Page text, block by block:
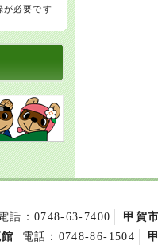
が必要です
話：0748-63-7400 甲賀
電話：0748-86-1504